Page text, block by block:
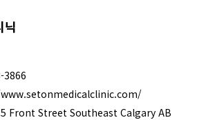
닉
3866
Front Street Southeast Calgary AB